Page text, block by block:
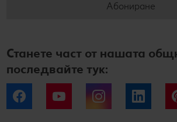
Абониране
Станете част от нашата
последвайте тук:
Facebook YouTube Instagram